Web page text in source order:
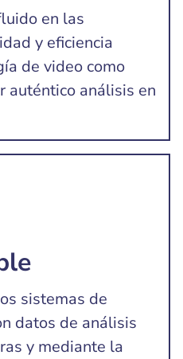
en las
y eficiencia
de video como
auténtico análisis en
sistemas de
datos de análisis
y mediante la